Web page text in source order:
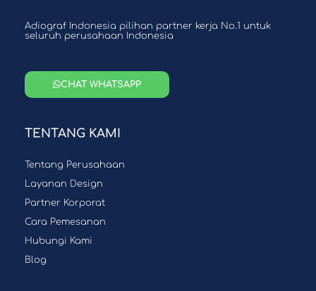
Adiograf Indonesia pilihan partner kerja No.1 untuk
seluruh perusahaan Indonesia
CHAT WHATSAPP
TENTANG KAMI
Tentang Perusahaan
Layanan Design
Partner Korporat
Cara Pemesanan
Hubungi Kami
Blog